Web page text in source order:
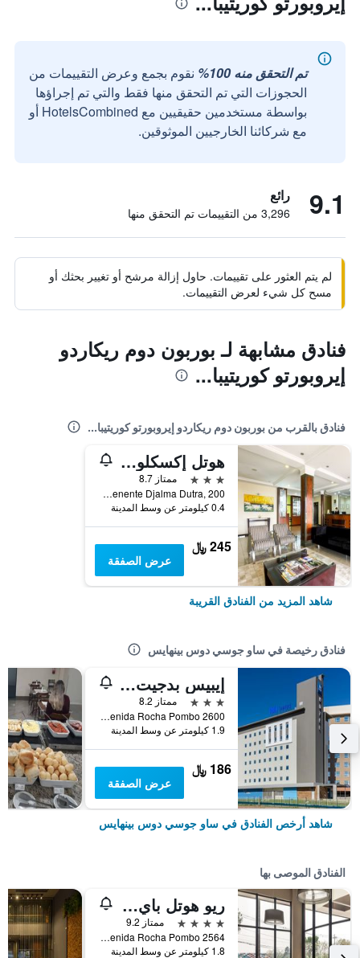
تم التحقق منه 100%
نقوم بجمع وعرض التقييمات من
الحجوزات التي تم التحقق منها فقط والتي تم إجراؤها
بواسطة مستخدمين حقيقيين مع HotelsCombined أو
مع شركائنا الخارجيين الموثوقين.
9.1 رائع
3,296 من التقييمات تم التحقق منها
لم يتم العثور على تقييمات. حاول إزالة مرشح أو تغيير بحثك أو
مسح كل شيء لعرض التقييمات.
فنادق مشابهة لـ بوربون دوم ريكاردو
إيروبورتو كوريتيبا...
فنادق بالقرب من بوربون دوم ريكاردو إيروبورتو كوريتيبا...
هوتل إكسكلوزيفو
3 نجوم
ممتاز 8.7
Rua Tenente Djalma Dutra, 200, ساو جوسي دوس بينهايس, البرازيل
0.4 كيلومتر عن وسط المدينة
245 ﷼
عرض الصفقة
شاهد المزيد من الفنادق القريبة
فنادق رخيصة في ساو جوسي دوس بينهايس
إيبيس بدجيت كوريتيبا أيروبورتو
3 نجوم
ممتاز 8.2
Avenida Rocha Pombo 2600, ساو جوسي دوس بينهايس, البرازيل
1.9 كيلومتر عن وسط المدينة
186 ﷼
عرض الصفقة
شاهد أرخص الفنادق في ساو جوسي دوس بينهايس
الفنادق الموصى بها
ريو هوتل باي بوربون كوريتيبا آيروبورتو
4 نجوم
ممتاز 9.2
Avenida Rocha Pombo 2564, ساو جوسي دوس بينهايس, البرازيل
1.8 كيلومتر عن وسط المدينة